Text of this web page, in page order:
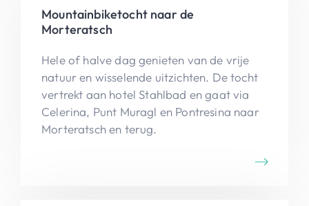
Mountainbiketocht naar de
Morteratsch
Hele of halve dag genieten van de vrije
natuur en wisselende uitzichten. De tocht
vertrekt aan hotel Stahlbad en gaat via
Celerina, Punt Muragl en Pontresina naar
Morteratsch en terug.